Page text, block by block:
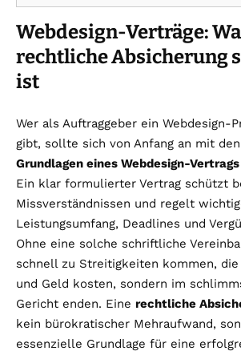
Webdesign-Verträge:
rechtliche Absicherung
ist
Wer als Auftraggeber ein Webdesign-
gibt, sollte sich von Anfang an mit den
Grundlagen eines Webdesign-Vertrags
Ein klar formulierter Vertrag schützt
Missverständnissen und regelt
Leistungsumfang, Deadlines und
Ohne eine solche schriftliche
schnell zu Streitigkeiten kommen,
und Geld kosten, sondern im
Gericht enden. Eine rechtliche
kein bürokratischer Mehraufwand,
essenzielle Grundlage für eine